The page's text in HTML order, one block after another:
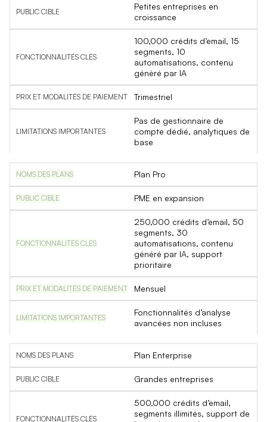
Petites entreprises en
croissance
100,000 crédits d’email, 15
segments, 10
automatisations, contenu
généré par IA
Trimestriel
Pas de gestionnaire de
compte dédié, analytiques de
base
Plan Pro
PME en expansion
250,000 crédits d’email, 50
segments, 30
automatisations, contenu
généré par IA, support
prioritaire
Mensuel
Fonctionnalités d’analyse
avancées non incluses
Plan Enterprise
Grandes entreprises
500,000 crédits d’email,
segments illimités, support de